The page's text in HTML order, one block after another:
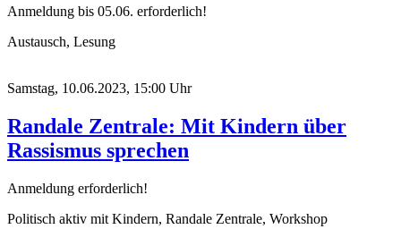
Anmeldung bis 05.06. erforderlich!
Austausch, Lesung
Samstag, 10.06.2023, 15:00 Uhr
Randale Zentrale: Mit Kindern über
Rassismus sprechen
Anmeldung erforderlich!
Politisch aktiv mit Kindern, Randale Zentrale, Workshop